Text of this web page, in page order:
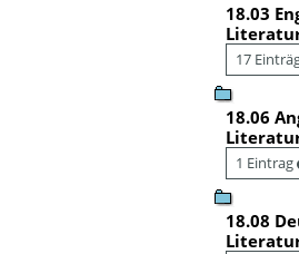
18.03
17
18.06
1 Eintrag
18.08